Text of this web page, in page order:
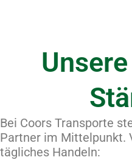
Bei Coors Transporte
Partner im Mittelpunkt.
tägliches Handeln: